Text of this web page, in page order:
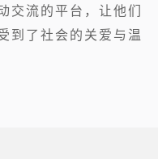
交流的平台，让他们
到了社会的关爱与温